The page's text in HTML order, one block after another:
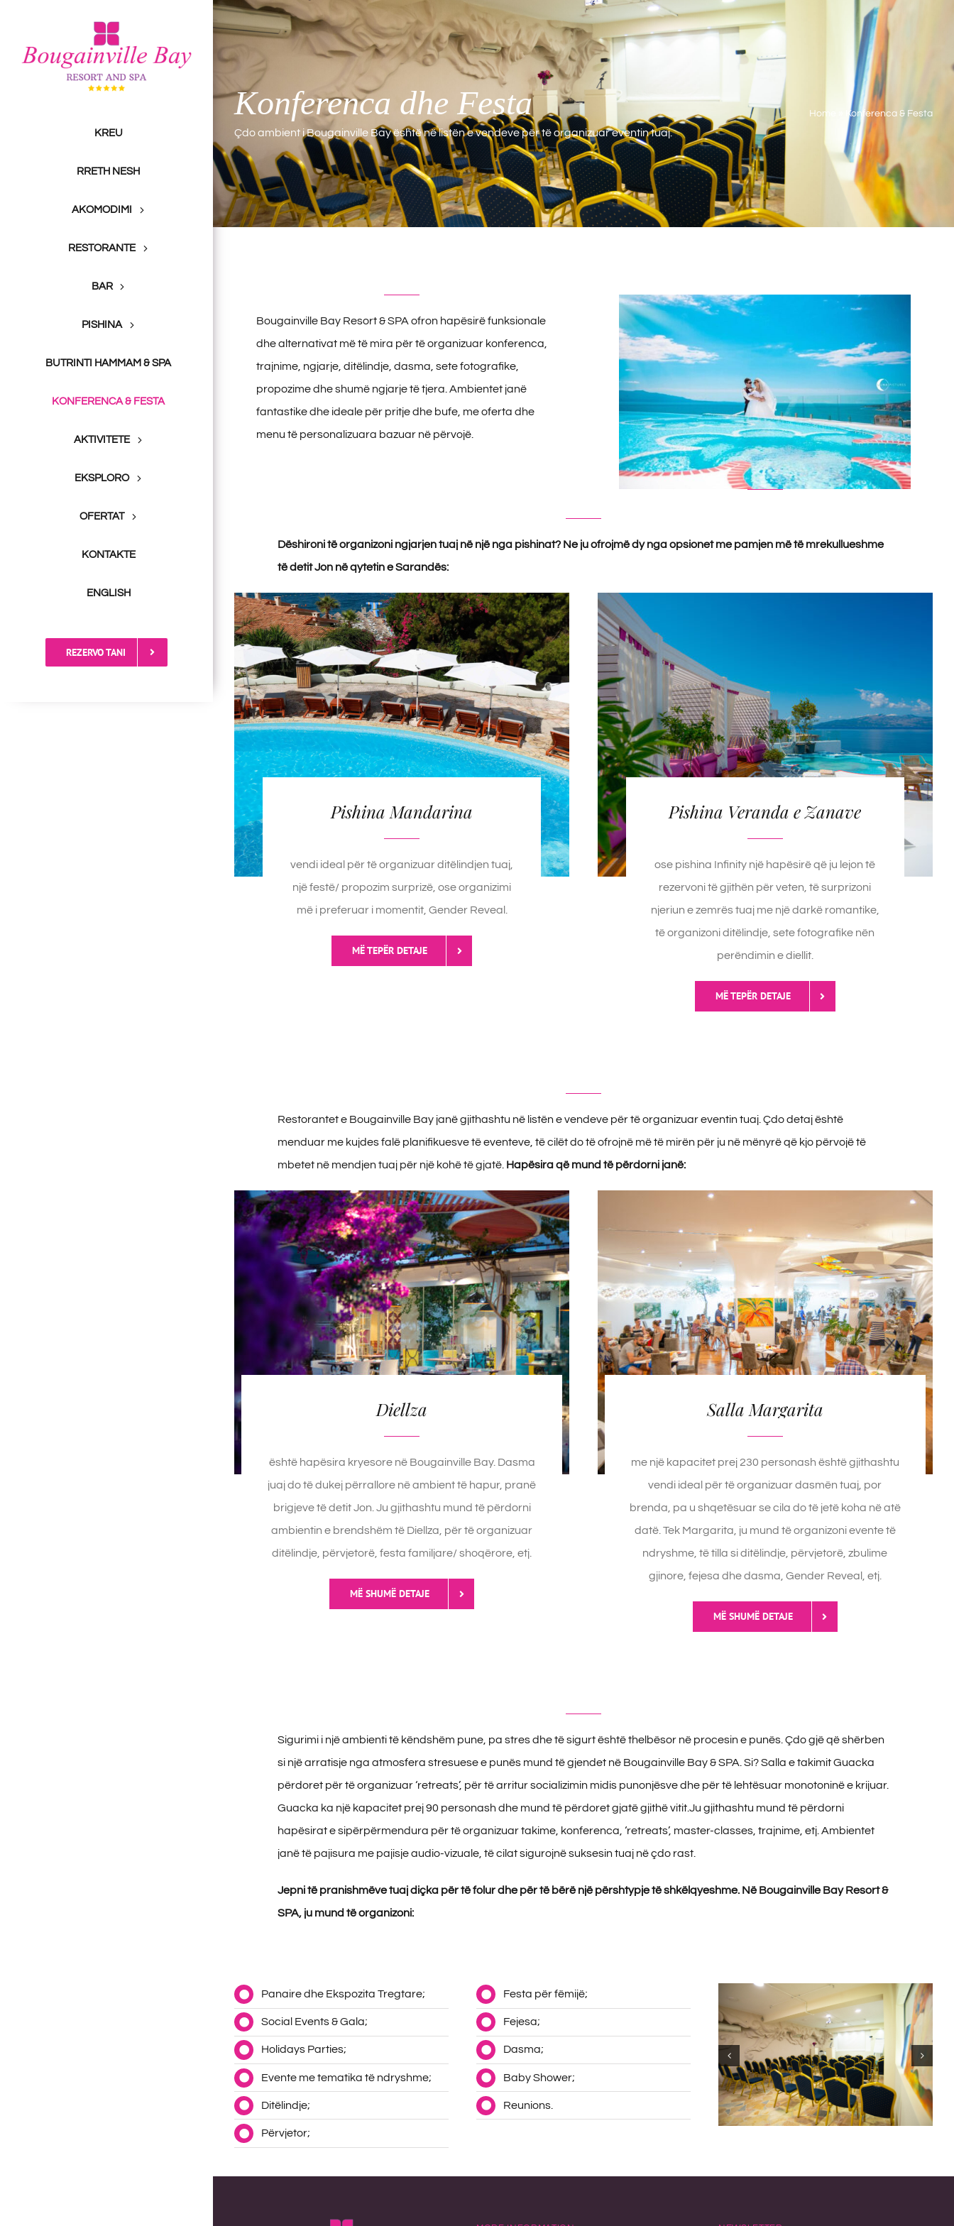
content
KREU
RRETH NESH
AKOMODIMI
RESTORANTE
BAR
PISHINA
BUTRINTI HAMMAM & SPA
KONFERENCA & FESTA
AKTIVITETE
EKSPLORO
OFERTAT
KONTAKTE
ENGLISH
REZERVO TANI
Konferenca dhe Festa
Çdo ambient i Bougainville Bay është në listën e vendeve për të organizuar eventin tuaj.
Home Konferenca & Festa
Bougainville Bay Resort & SPA ofron hapësirë funksionale
dhe alternativat më të mira për të organizuar konferenca,
trajnime, ngjarje, ditëlindje, dasma, sete fotografike,
propozime dhe shumë ngjarje të tjera. Ambientet janë
fantastike dhe ideale për pritje dhe bufe, me oferta dhe
menu të personalizuara bazuar në përvojë.
Dëshironi të organizoni ngjarjen tuaj në një nga pishinat? Ne ju ofrojmë dy nga opsionet me pamjen më të mrekullueshme
të detit Jon në qytetin e Sarandës:
Pishina Mandarina
vendi ideal për të organizuar ditëlindjen tuaj,
një festë/ propozim surprizë, ose organizimi
më i preferuar i momentit, Gender Reveal.
MË TEPËR DETAJE
Pishina Veranda e Zanave
ose pishina Infinity një hapësirë që ju lejon të
rezervoni të gjithën për veten, të surprizoni
njeriun e zemrës tuaj me një darkë romantike,
të organizoni ditëlindje, sete fotografike nën
perëndimin e diellit.
MË TEPËR DETAJE
Restorantet e Bougainville Bay janë gjithashtu në listën e vendeve për të organizuar eventin tuaj. Çdo detaj është
menduar me kujdes falë planifikuesve të eventeve, të cilët do të ofrojnë më të mirën për ju në mënyrë që kjo përvojë të
mbetet në mendjen tuaj për një kohë të gjatë. Hapësira që mund të përdorni janë:
Diellza
është hapësira kryesore në Bougainville Bay. Dasma
juaj do të dukej përrallore në ambient të hapur, pranë
brigjeve të detit Jon. Ju gjithashtu mund të përdorni
ambientin e brendshëm të Diellza, për të organizuar
ditëlindje, përvjetorë, festa familjare/ shoqërore, etj.
MË SHUMË DETAJE
Salla Margarita
me një kapacitet prej 230 personash është gjithashtu
vendi ideal për të organizuar dasmën tuaj, por
brenda, pa u shqetësuar se cila do të jetë koha në atë
datë. Tek Margarita, ju mund të organizoni evente të
ndryshme, të tilla si ditëlindje, përvjetorë, zbulime
gjinore, fejesa dhe dasma, Gender Reveal, etj.
MË SHUMË DETAJE
Sigurimi i një ambienti të këndshëm pune, pa stres dhe të sigurt është thelbësor në procesin e punës. Çdo gjë që shërben
si një arratisje nga atmosfera stresuese e punës mund të gjendet në Bougainville Bay & SPA. Si? Salla e takimit Guacka
përdoret për të organizuar ‘retreats’, për të arritur socializimin midis punonjësve dhe për të lehtësuar monotoninë e krijuar.
Guacka ka një kapacitet prej 90 personash dhe mund të përdoret gjatë gjithë vitit.Ju gjithashtu mund të përdorni
hapësirat e sipërpërmendura për të organizuar takime, konferenca, ‘retreats’, master-classes, trajnime, etj. Ambientet
janë të pajisura me pajisje audio-vizuale, të cilat sigurojnë suksesin tuaj në çdo rast.
Jepni të pranishmëve tuaj diçka për të folur dhe për të bërë një përshtypje të shkëlqyeshme. Në Bougainville Bay Resort &
SPA, ju mund të organizoni:
Panaire dhe Ekspozita Tregtare;
Social Events & Gala;
Holidays Parties;
Evente me tematika të ndryshme;
Ditëlindje;
Përvjetor;
Festa për fëmijë;
Fejesa;
Dasma;
Baby Shower;
Reunions.